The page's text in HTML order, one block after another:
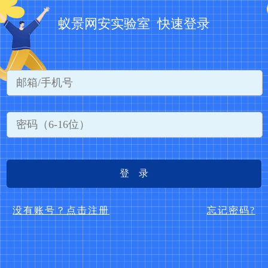
蚁景网安实验室 快速登录
登 录
没有账号？点击注册 忘记密码?